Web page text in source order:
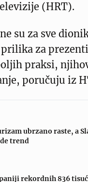
(HRT).
su za sve
za
praksi,
poručuju iz
ubrzano raste, a
trend
rekordnih 836